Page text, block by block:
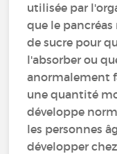
utilisée par
que le
de sucre pour
l'absorber ou
anormalement
une quantité
développe
les personnes
développer